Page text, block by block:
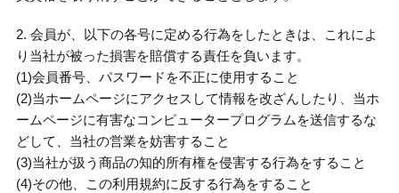
2. 会員が、以下の各号に定める行為をしたときは、これによ
り当社が被った損害を賠償する責任を負います。
(1)会員番号、パスワードを不正に使用すること
(2)当ホームページにアクセスして情報を改ざんしたり、当ホ
ームページに有害なコンピュータープログラムを送信するな
どして、当社の営業を妨害すること
(3)当社が扱う商品の知的所有権を侵害する行為をすること
(4)その他、この利用規約に反する行為をすること